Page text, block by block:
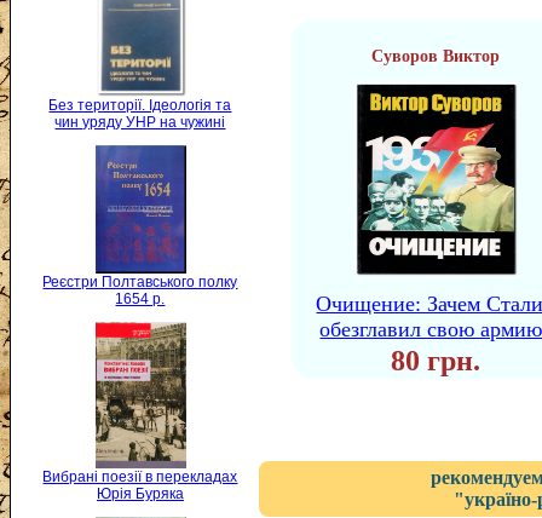
Без території. Ідеологія та
чин уряду УНР на чужині
Реєстри Полтавського полку
1654 р.
Вибрані поезії в перекладах
Юрія Буряка
Суворов Виктор
Очищение: Зачем
обезглавил свою
80 грн.
"україно-